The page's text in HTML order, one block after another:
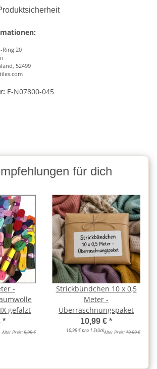
20
52499
E-N07800-045
für dich
-
gefalzt
*
Alter Preis:9,99 €
Strickbündchen 10 x 0,5
Meter -
Überraschnungspaket
10,99 € *
10,99 € pro 1 StückAlter Preis:19,99 €